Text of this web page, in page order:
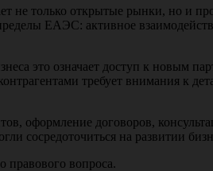
не только открытые рынки, но и
ЕАЭС: активное
это означает доступ к новым
требует внимания к
оформление договоров,
сосредоточиться на развитии
правового вопроса.